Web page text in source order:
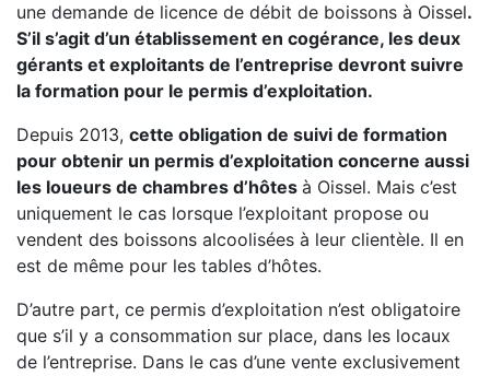
une demande de licence de débit de boissons à Oissel.
S’il s’agit d’un établissement en cogérance, les deux
gérants et exploitants de l’entreprise devront suivre
la formation pour le permis d’exploitation.
Depuis 2013, cette obligation de suivi de formation
pour obtenir un permis d’exploitation concerne aussi
les loueurs de chambres d’hôtes à Oissel. Mais c’est
uniquement le cas lorsque l’exploitant propose ou
vendent des boissons alcoolisées à leur clientèle. Il en
est de même pour les tables d’hôtes.
D’autre part, ce permis d’exploitation n’est obligatoire
que s’il y a consommation sur place, dans les locaux
de l’entreprise. Dans le cas d’une vente exclusivement